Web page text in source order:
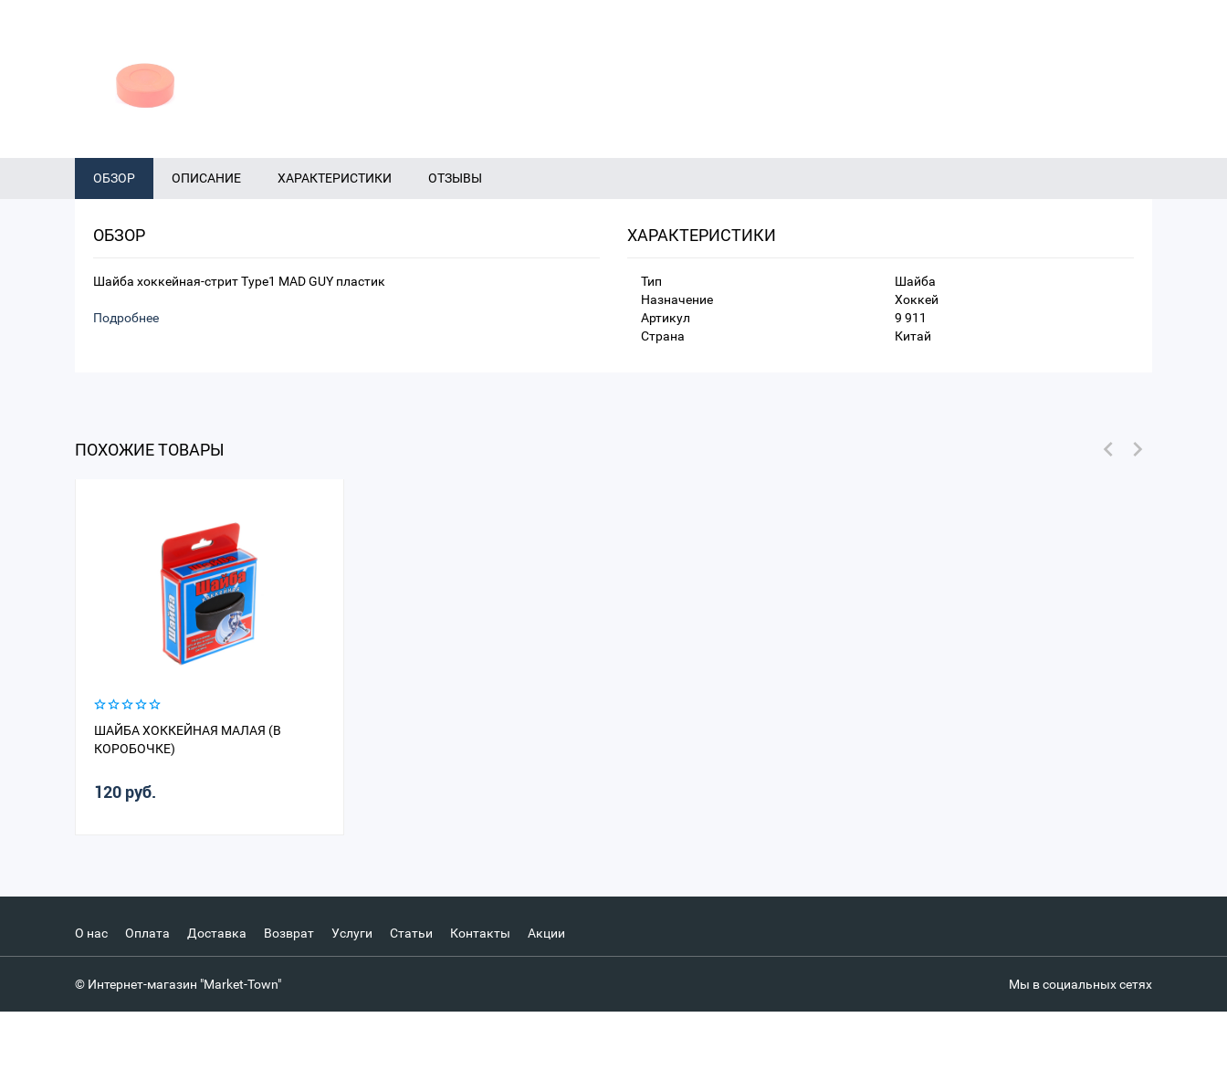
ОБЗОР ОПИСАНИЕ ХАРАКТЕРИСТИКИ ОТЗЫВЫ
ОБЗОР
Шайба хоккейная-стрит Type1 MAD GUY пластик
Подробнее
ХАРАКТЕРИСТИКИ
Тип
Шайба
Назначение
Хоккей
Артикул
9 911
Страна
Китай
ПОХОЖИЕ ТОВАРЫ
ШАЙБА ХОККЕЙНАЯ МАЛАЯ (В
КОРОБОЧКЕ)
120 руб.
О нас Оплата Доставка Возврат Услуги Статьи Контакты Акции
© Интернет-магазин "Market-Town" Мы в социальных сетях